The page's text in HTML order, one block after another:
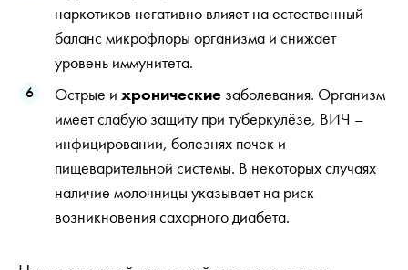
наркотиков негативно влияет на естественный
баланс микрофлоры организма и снижает
уровень иммунитета.
Острые и хронические заболевания. Организм
имеет слабую защиту при туберкулёзе, ВИЧ –
инфицировании, болезнях почек и
пищеварительной системы. В некоторых случаях
наличие молочницы указывает на риск
возникновения сахарного диабета.